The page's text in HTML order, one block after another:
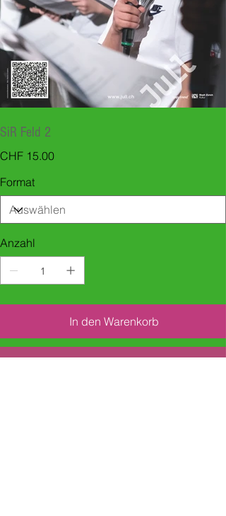
SiR Feld 2
Preis
CHF 15.00
Format
Anzahl
In den Warenkorb